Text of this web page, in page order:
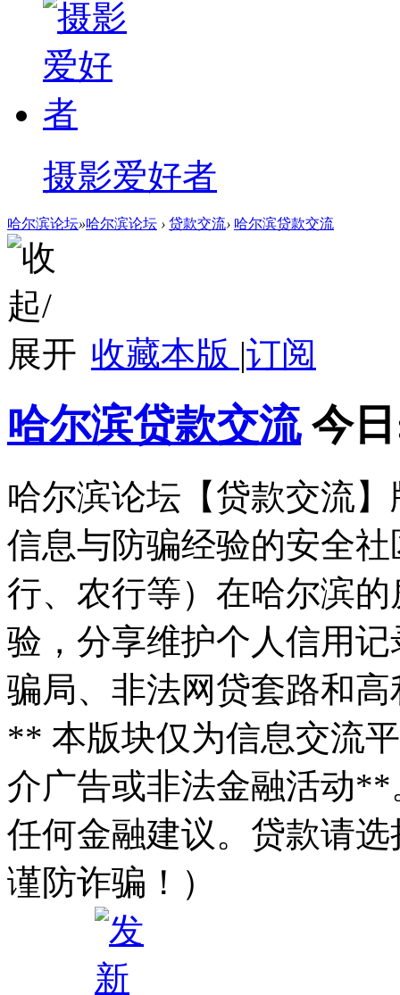
摄影爱好者
哈尔滨论坛»哈尔滨论坛 › 贷款交流› 哈尔滨贷款交流
收藏本版 |订阅
哈尔滨贷款交流 今
哈尔滨论坛【贷款交流
信息与防骗经验的安全
行、农行等）在哈尔滨
验，分享维护个人信用
骗局、非法网贷套路和
** 本版块仅为信息交流
介广告或非法金融活动
任何金融建议。贷款请
谨防诈骗！）